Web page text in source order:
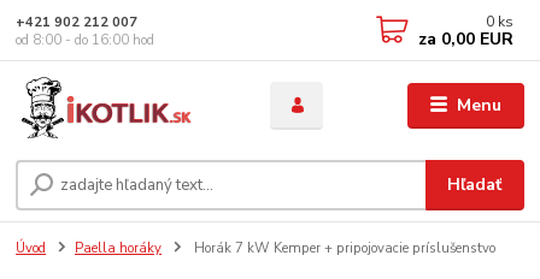
Menu
Hľadať
+421 902 212 007
od 8:00 - do 16:00 hod
0 ks
za 0,00 EUR
Úvod Paella horáky Horák 7 kW Kemper + pripojovacie príslušenstvo